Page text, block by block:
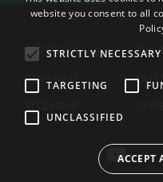
ଗଚ୍ଛିତ କରନ୍ତୁ |
ଲାଇସେନ୍ସ ଆମ
website you consent to all
STRICTLY NECESSARY
TARGETING
UNCLASSIFIED
ACCEPT